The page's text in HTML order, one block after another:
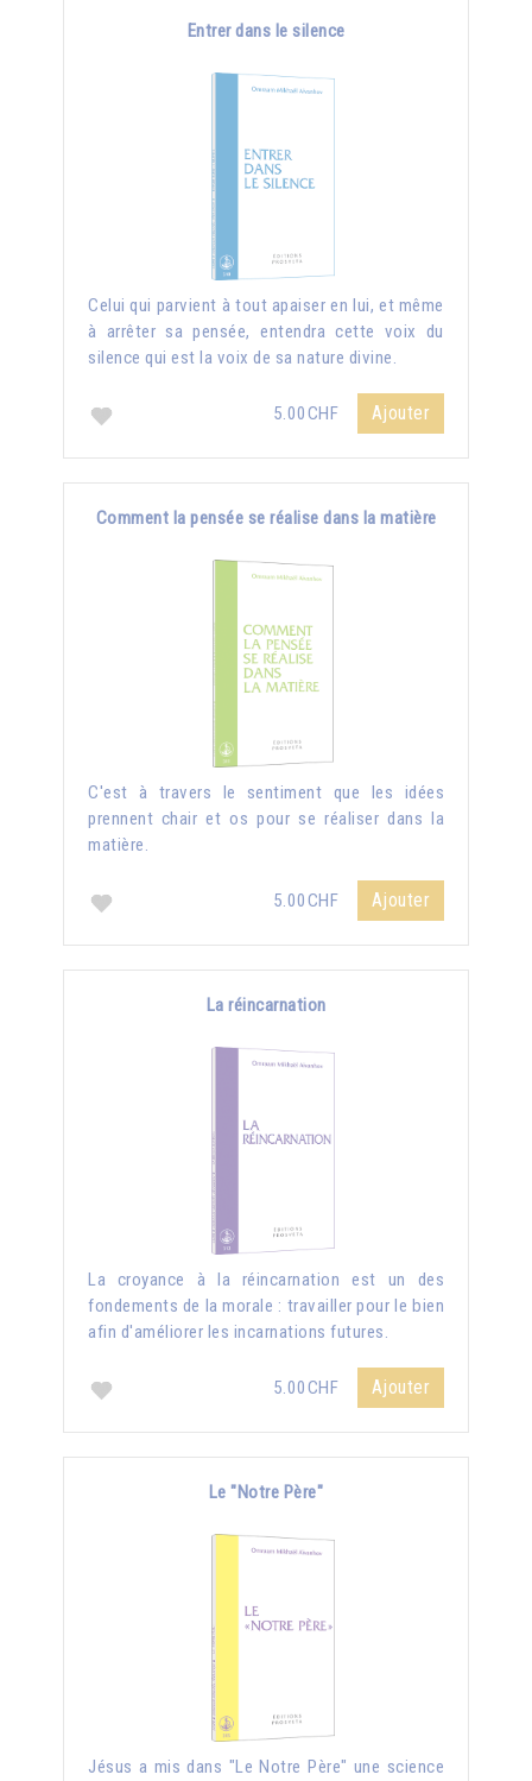
Entrer dans le silence
Celui qui parvient à tout apaiser en lui, et même
à arrêter sa pensée, entendra cette voix du
silence qui est la voix de sa nature divine.
5.00CHF Ajouter
Comment la pensée se réalise dans la matière
C'est à travers le sentiment que les idées
prennent chair et os pour se réaliser dans la
matière.
5.00CHF Ajouter
La réincarnation
La croyance à la réincarnation est un des
fondements de la morale : travailler pour le bien
afin d'améliorer les incarnations futures.
5.00CHF Ajouter
Le "Notre Père"
Jésus a mis dans "Le Notre Père" une science